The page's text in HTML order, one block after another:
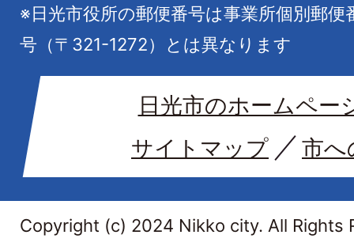
※日光市役所の郵便番号は事業所個別郵
号（〒321-1272）とは異なります
日光市のホームペー
サイトマップ
市へ
Copyright (c) 2024 Nikko city. All Rights